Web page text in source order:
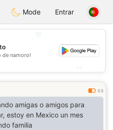
Citas
Mode Entrar
de namoro!
0.5
amigas o amigos para
estoy en Mexico un mes
familia